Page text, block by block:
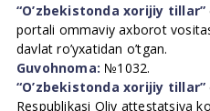
“O’zbekistonda xorijiy tillar”
portali ommaviy axborot
davlat ro’yxatidan o’tgan.
Guvohnoma: №1032.
“O’zbekistonda xorijiy tillar”
Respublikasi Oliy attestatsiya